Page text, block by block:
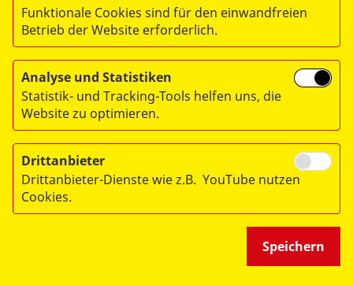
Bewirken Sie etwas. Mit Ihrer ASB-Mitgliedschaft.
Funktionale Cookies sind für den einwandfreien
Betrieb der Website erforderlich.
Analyse und Statistiken
Statistik- und Tracking-Tools helfen uns, die
Website zu optimieren.
Drittanbieter
Drittanbieter-Dienste wie z.B. YouTube nutzen
Cookies.
Speichern